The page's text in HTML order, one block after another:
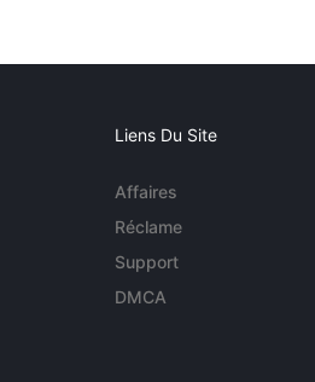
Liens Du Site
Affaires
Réclame
Support
DMCA